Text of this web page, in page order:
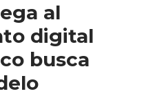
al
digital
busca